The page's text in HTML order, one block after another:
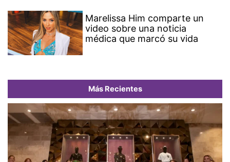
Marelissa Him comparte un
video sobre una noticia
médica que marcó su vida
Más Recientes